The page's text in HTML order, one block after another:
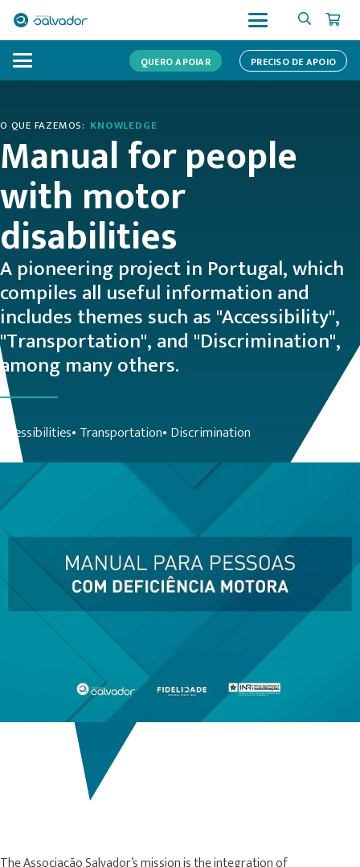
QUERO APOIAR PRECISO DE APOIO
O QUE FAZEMOS: KNOWLEDGE
Manual for people
with motor
disabilities
A pioneering project in Portugal, which
compiles all useful information and
includes themes such as "Accessibility",
"Transportation", and "Discrimination",
among many others.
Acessibilities• Transportation• Discrimination